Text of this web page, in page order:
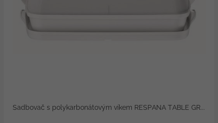
Sadbovač s polykarbonátovým víkem RESPANA TABLE GR...